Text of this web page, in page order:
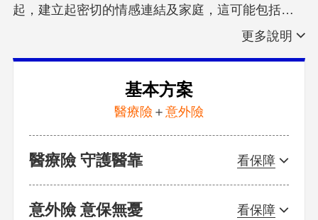
起，建立起密切的情感連結及家庭，這可能包括找
到/購置共同的住所、規劃生育和孩子教育等，過程
中可能面臨經濟負擔。以低保費高保障的「定期
險」著手，可先選意外險搭配醫療險，再根據個人
自身狀況（如工作性質、家族病史等）規劃其他險
種。每月保費預算建議以個人月收入的1/10，建議
可透過以下保障組合，避免未來可能發生的風險。
若遇傷病需住院或手術治療狀況，除了期間的收入
中斷，還可能衍生出高額的醫療支出，若有投保相
對應的醫療險，當有醫療需求時就可輕鬆克服可能
遇到的經濟窘態。
外出旅遊或通勤上班的過程中，一不小心就可能發
生意外事故或燒燙傷，建議可以透過意外險，減少
癌症已經蟬聯多年國人十大死因榜首，癌症治癒率
基本方案
醫療險 ＋ 意外險
醫療險 守護醫靠
意外險 意保無憂